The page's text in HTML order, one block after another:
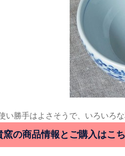
い勝手はよさそうで、いろいろな
窯の商品情報とご購入はこ